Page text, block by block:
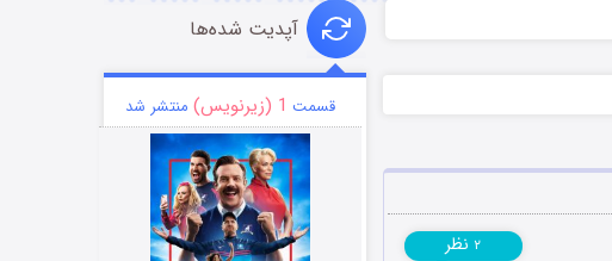
۲ نظر
آپدیت شده‌ها
قسمت 1 (زیرنویس) منتشر شد